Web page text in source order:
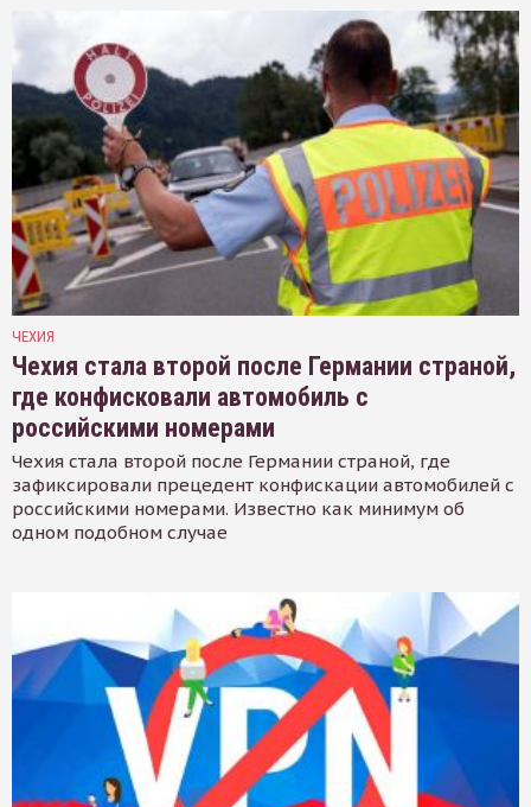
ЧЕХИЯ
Чехия стала второй после Германии страной,
где конфисковали автомобиль с
российскими номерами
Чехия стала второй после Германии страной, где
зафиксировали прецедент конфискации автомобилей с
российскими номерами. Известно как минимум об
одном подобном случае